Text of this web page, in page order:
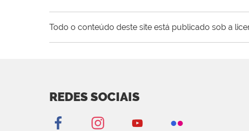
Todo o conteúdo deste site está publicado sob a
REDES SOCIAIS